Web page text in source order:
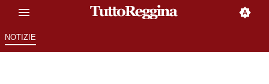
NOTIZIE